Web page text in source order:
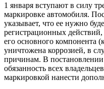
1 января вступают в силу
маркировке автомобиля.
указывает, что ее нужно
регистрационных
его основного компонента
уничтожена коррозией, в
причинам. В постановлении
обязанность всех
маркировкой нанести